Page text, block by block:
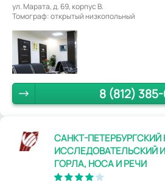
ул. Марата, д. 69, корпус В.
Томограф: открытый низкопольный
8 (812)
САНКТ-
ИССЛЕДОВАТЕЛЬСКИЙ
ГОРЛА, НОСА И РЕЧИ